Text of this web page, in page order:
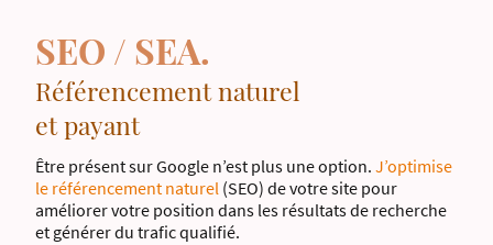
SEO / SEA.
Référencement naturel
et payant
Être présent sur Google n’est plus une option. J’optimise
le référencement naturel (SEO) de votre site pour
améliorer votre position dans les résultats de recherche
et générer du trafic qualifié.